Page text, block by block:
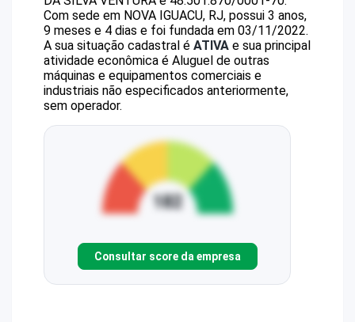
Com sede em NOVA IGUACU, RJ, possui 3 anos,
9 meses e 4 dias e foi fundada em 03/11/2022.
A sua situação cadastral é ATIVA e sua principal
atividade econômica é Aluguel de outras
máquinas e equipamentos comerciais e
industriais não especificados anteriormente,
sem operador.
Consultar score da empresa